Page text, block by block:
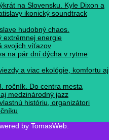
na Slovensku. Kyle Dixon a
ikonický soundtrack
hudobný chaos.
extrémnej energie
svojich víťazov
na pár dní dýcha v rytme
a viac ekológie, komfortu aj
ročník. Do centra mesta
medzinárodný jazz
históriu, organizátori
by TomasWeb.